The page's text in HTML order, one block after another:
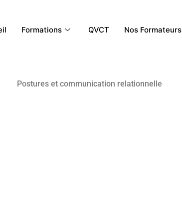
Formations QVCT Nos Formateurs
Postures et communication relationnelle